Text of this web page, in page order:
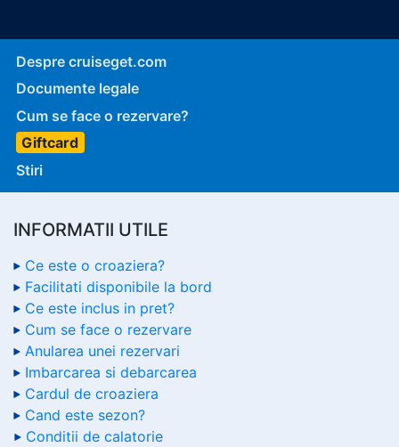
Despre cruiseget.com
Documente legale
Cum se face o rezervare?
Giftcard
Stiri
INFORMATII UTILE
Ce este o croaziera?
Facilitati disponibile la bord
Ce este inclus in pret?
Cum se face o rezervare
Anularea unei rezervari
Imbarcarea si debarcarea
Cardul de croaziera
Cand este sezon?
Conditii de calatorie